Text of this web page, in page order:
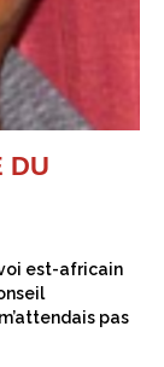
DU
est-africain
pas